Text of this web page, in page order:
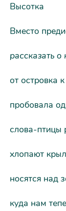
Высотка
Вместо
рассказать
от островка
пробовала
слова-птицы
хлопают
носятся над
куда нам